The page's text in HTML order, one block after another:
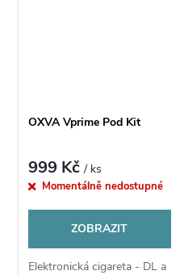
OXVA Vprime Pod Kit
999 Kč/ ks
Momentálně nedostupné
ZOBRAZIT
Elektronická cigareta - DL a